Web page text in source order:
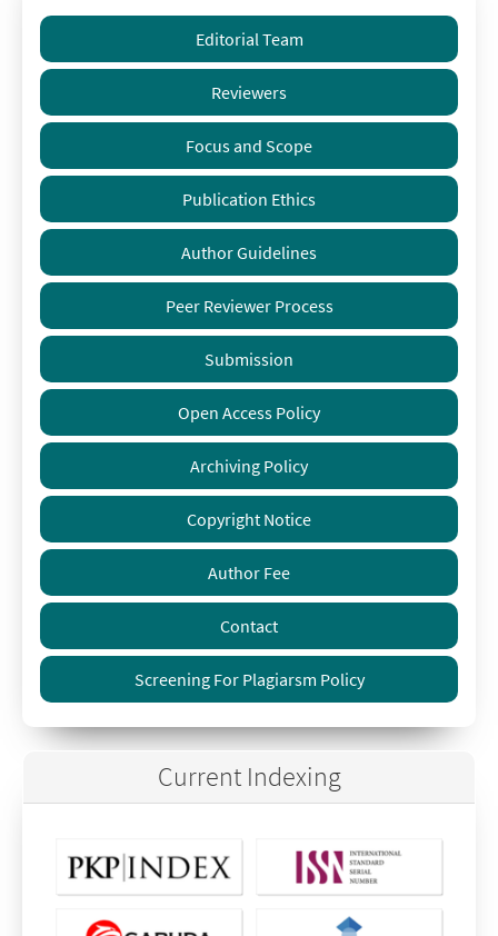
Editorial Team
Reviewers
Focus and Scope
Publication Ethics
Author Guidelines
Peer Reviewer Process
Submission
Open Access Policy
Archiving Policy
Copyright Notice
Author Fee
Contact
Screening For Plagiarsm Policy
Current Indexing